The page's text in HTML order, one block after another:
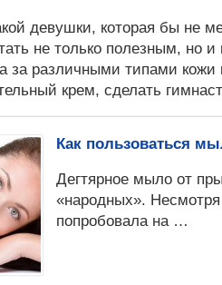
девушки, которая бы не
не только полезным, но
за различными типами
крем, сделать
Как пользоваться
Дегтярное мыло от
«народных».
попробовала на …